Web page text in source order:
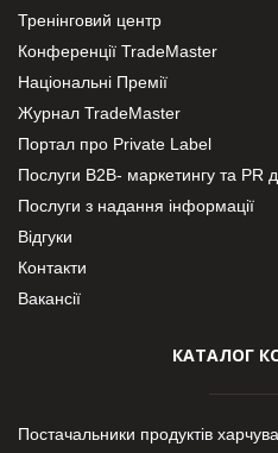
Тренінговий центр
Конференції TradeMaster
Національні Премії
Журнал TradeMaster
Портал про Private Label
Послуги В2В- маркетингу та PR
Послуги з надання інформації
Відгуки
Контакти
Вакансії
КАТАЛОГ
Постачальники продуктів